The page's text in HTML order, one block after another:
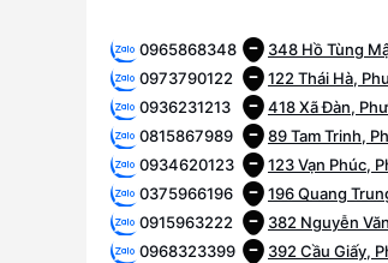
0965868348
348 Hồ Tùng
0973790122
122 Thái Hà,
0936231213
418 Xã Đàn,
0815867989
89 Tam Trinh,
0934620123
123 Vạn Phúc,
0375966196
196 Quang
0915963222
382 Nguyễn
0968323399
392 Cầu Giấy,